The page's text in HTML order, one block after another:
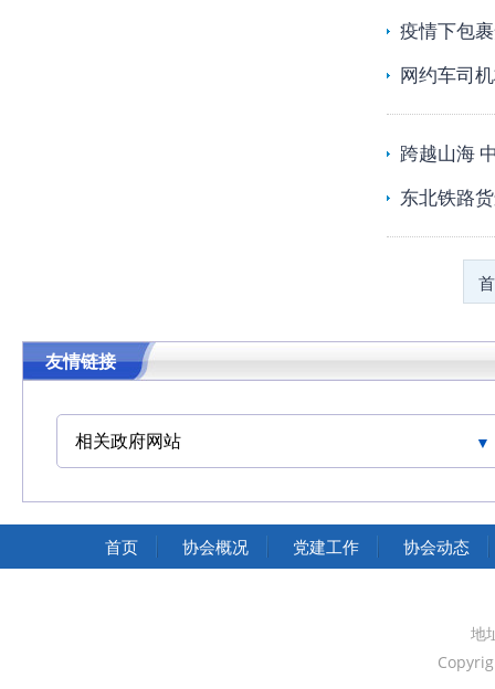
疫情下包
网约车司
跨越山海
东北铁路
友情链接
相关政府网站
中华人民共和国交通运输部
中华人民共和国国家发展和改革委员会
中华人民共和国中央人民政府
首页 协会概况 党建工作 协会动态
地